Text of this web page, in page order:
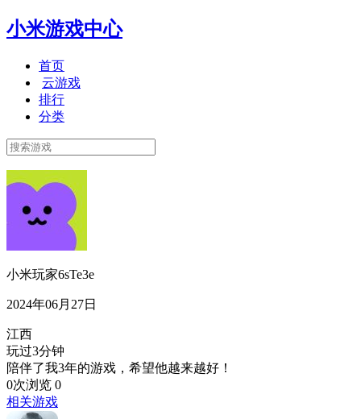
小米游戏中心
首页
云游戏
排行
分类
小米玩家6sTe3e
2024年06月27日
江西
玩过3分钟
陪伴了我3年的游戏，希望他越来越好！
0次浏览 0
相关游戏